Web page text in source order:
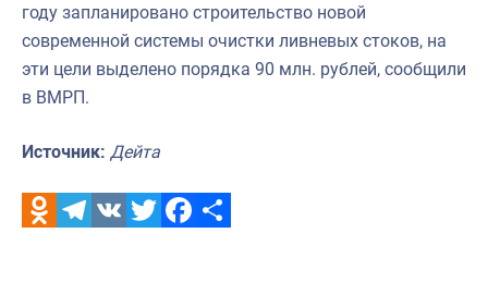
году запланировано строительство новой
современной системы очистки ливневых стоков, на
эти цели выделено порядка 90 млн. рублей, сообщили
в ВМРП.
Источник: Дейта